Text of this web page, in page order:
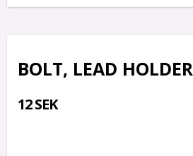
BOLT, LEAD HOLDER
12 SEK